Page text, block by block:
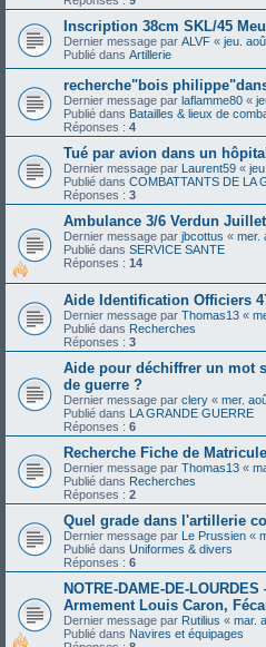
Inscription 38cm SKL/45
Dernier message par ALVF « jeu.
Publié dans Artillerie
recherche"bois
Dernier message par laflamme80 «
Publié dans Batailles & lieux de
Réponses : 4
Tué par avion dans un
Dernier message par Laurent59 «
Publié dans COMBATTANTS DE LA
Réponses : 3
Ambulance 3/6 Verdun
Dernier message par jbcottus « mer.
Publié dans SERVICE SANTE
Réponses : 14
Aide Identification Officiers
Dernier message par Thomas13 «
Publié dans Recherches
Réponses : 3
Aide pour déchiffrer un mot
de guerre ?
Dernier message par clery « mer.
Publié dans LA GRANDE GUERRE
Réponses : 6
Recherche Fiche de
Dernier message par Thomas13 «
Publié dans Recherches
Réponses : 2
Quel grade dans l'artillerie
Dernier message par Le Prussien «
Publié dans Uniformes & divers
Réponses : 6
NOTRE-DAME-DE-
Armement Louis Caron,
Dernier message par Rutilius « mar.
Publié dans Navires et équipages